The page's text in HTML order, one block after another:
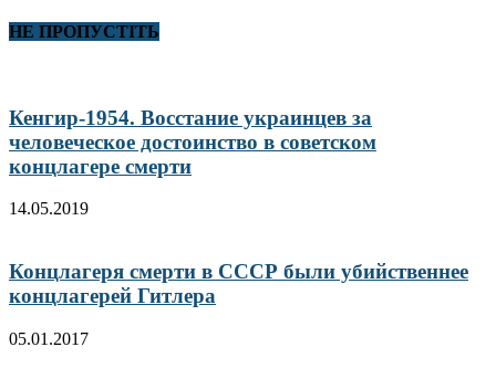
НЕ ПРОПУСТІТЬ
Кенгир-1954. Восстание украинцев за
человеческое достоинство в советском
концлагере смерти
14.05.2019
Концлагеря смерти в СССР были убийственнее
концлагерей Гитлера
05.01.2017